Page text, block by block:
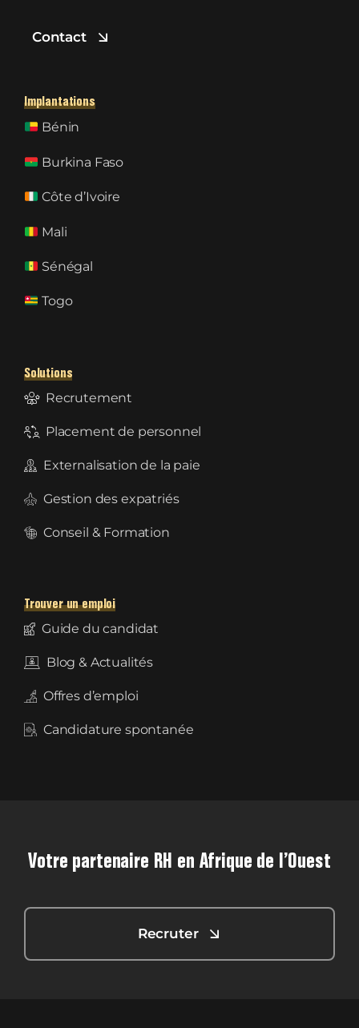
Contact
Implantations
Bénin
Burkina Faso
Côte d’Ivoire
Mali
Sénégal
Togo
Solutions
Recrutement
Placement de personnel
Externalisation de la paie
Gestion des expatriés
Conseil & Formation
Trouver un emploi
Guide du candidat
Blog & Actualités
Offres d’emploi
Candidature spontanée
Votre partenaire RH en Afrique de l’Ouest
Recruter